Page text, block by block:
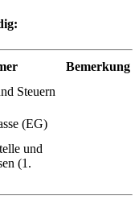
Bemerkung
Steuern
(EG)
und
(1.